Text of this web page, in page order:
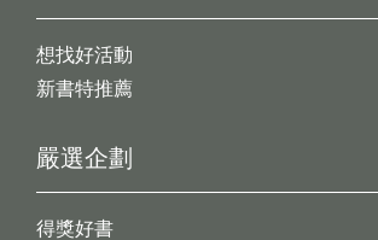
想找好活動
新書特推薦
嚴選企劃
得獎好書